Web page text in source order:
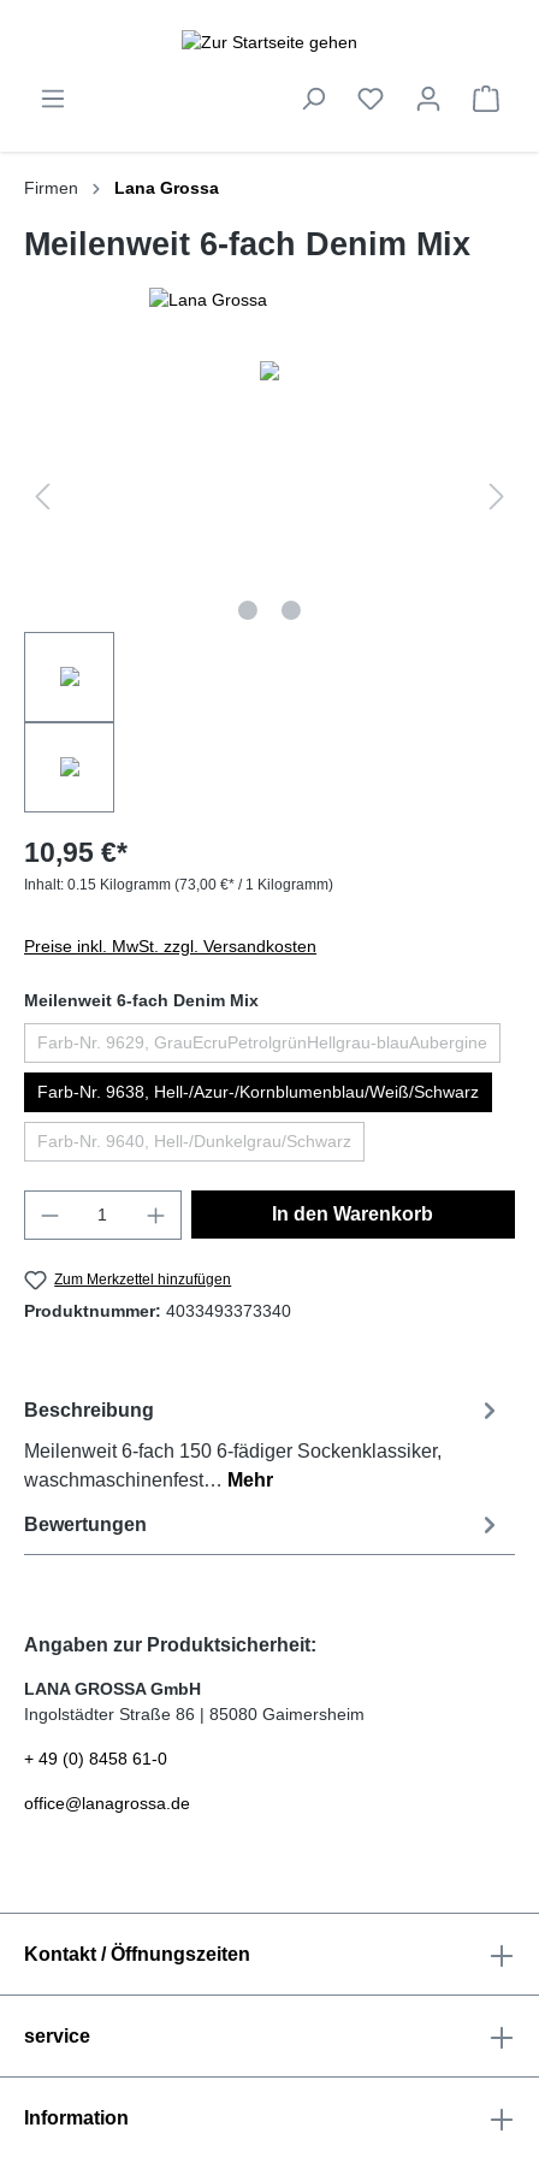
Firmen Lana Grossa
Meilenweit 6-fach Denim Mix
10,95 €*
Inhalt: 0.15 Kilogramm (73,00 €* / 1 Kilogramm)
Preise inkl. MwSt. zzgl. Versandkosten
Meilenweit 6-fach Denim Mix
Farb-Nr. 9629, GrauEcruPetrolgrünHellgrau-blauAubergine
Farb-Nr. 9638, Hell-/Azur-/Kornblumenblau/Weiß/Schwarz
Farb-Nr. 9640, Hell-/Dunkelgrau/Schwarz
In den Warenkorb
Zum Merkzettel hinzufügen
Produktnummer: 4033493373340
Beschreibung
Meilenweit 6-fach 150 6-fädiger Sockenklassiker,
waschmaschinenfest… Mehr
Bewertungen
Angaben zur Produktsicherheit:
LANA GROSSA GmbH
Ingolstädter Straße 86 | 85080 Gaimersheim
+ 49 (0) 8458 61-0
office@lanagrossa.de
Kontakt / Öffnungszeiten
service
Information